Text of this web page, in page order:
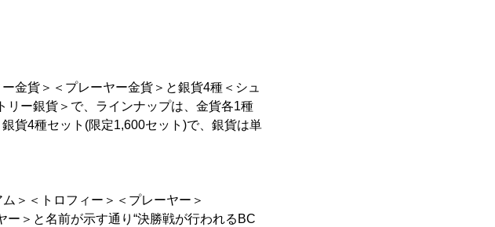
金貨＞＜プレーヤー金貨＞と銀貨4種＜シュ
リー銀貨＞で、ラインナップは、金貨各1種
貨4種セット(限定1,600セット)で、銀貨は単
＞＜トロフィー＞＜プレーヤー＞
＞と名前が示す通り“決勝戦が行われるBC